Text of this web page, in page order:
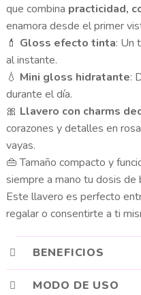
que combina practicidad,
enamora desde el primer
💄 Gloss efecto tinta: Un
al instante.
💧 Mini gloss hidratante:
durante el día.
🎀 Llavero con charms
corazones y detalles en
vayas.
👜 Tamaño compacto y
siempre a mano tu dosis de
Este llavero es perfecto
regalar o consentirte a ti
BENEFICIOS
MODO DE USO